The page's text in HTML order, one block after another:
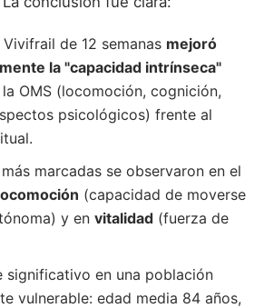
de 12 semanas mejoró
la "capacidad intrínseca"
OMS (locomoción, cognición,
psicológicos) frente al
marcadas se observaron en el
(capacidad de moverse
y en vitalidad (fuerza de
significativo en una población
vulnerable: edad media 84 años,